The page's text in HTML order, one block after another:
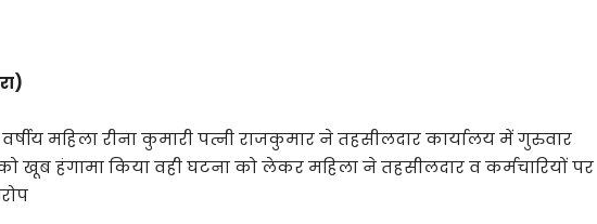
महिला रीना कुमारी पत्नी राजकुमार ने तहसीलदार कार्यालय में गुरुवार
खूब हंगामा किया वही घटना को लेकर महिला ने तहसीलदार व कर्मचारियों पर